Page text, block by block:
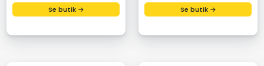
Se butik → Se butik →